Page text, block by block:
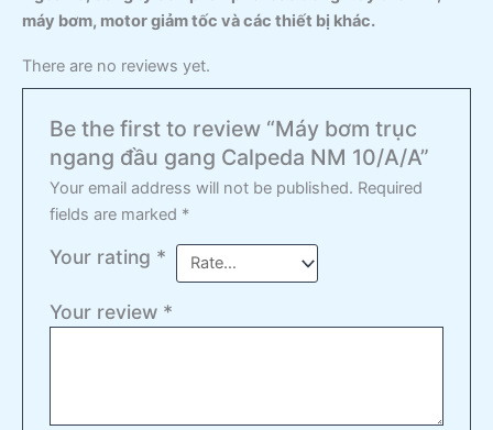
máy bơm, motor giảm tốc và các thiết bị khác.
There are no reviews yet.
Be the first to review “Máy bơm trục
ngang đầu gang Calpeda NM 10/A/A”
Your email address will not be published. Required
fields are marked *
Your rating *
Your review *